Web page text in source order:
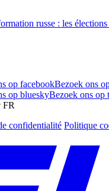
russe : les
op facebookBezoek ons
op blueskyBezoek ons op
FR
confidentialité Politique